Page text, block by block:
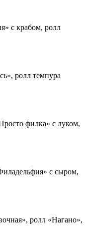
с крабом, ролл
ролл темпура
филка» с луком,
с сыром,
ролл «Нагано»,